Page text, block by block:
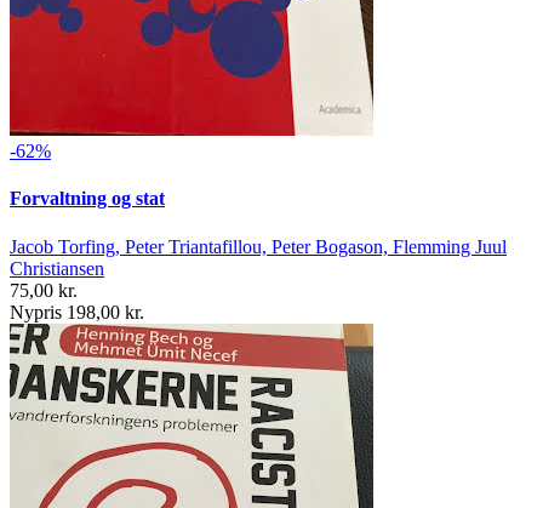
-62%
Forvaltning og stat
Jacob Torfing, Peter Triantafillou, Peter Bogason, Flemming Juul
Christiansen
75,00 kr.
Nypris 198,00 kr.